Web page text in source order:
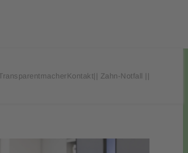
Kontakt || Zahn-Notfall ||